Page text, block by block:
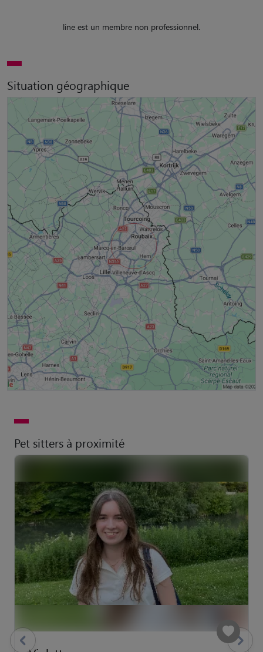
line est un membre non professionnel.
Situation géographique
Pet sitters à proximité
previous Suivant